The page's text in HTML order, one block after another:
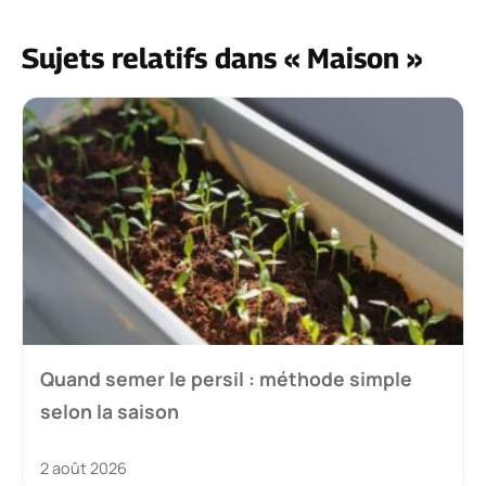
Sujets relatifs dans « Maison »
Quand semer le persil : méthode simple
selon la saison
2 août 2026